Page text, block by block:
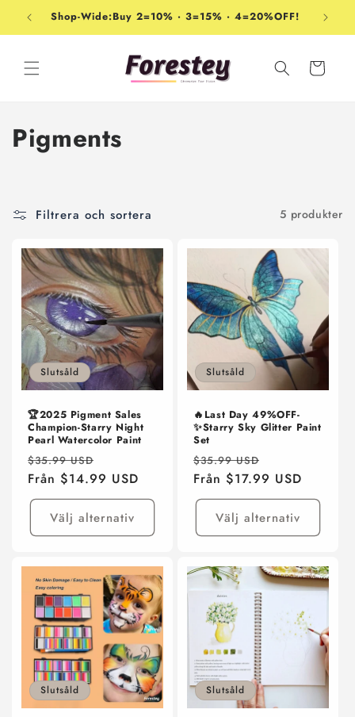
vidare
till
innehåll
Shop-Wide:Buy 2=10% · 3=15% · 4=20%OFF!
Varukorg
P
o
d
u
k
s
e
Pigments
Filtrera och sortera 5 produkter
Slutsåld
🏆2025 Pigment Sales
Champion-Starry Night
Pearl Watercolor Paint
Ordinarie
pris
$35.99 USD
Försäljningspris
Från $14.99 USD
Välj alternativ
Slutsåld
🔥Last Day 49%OFF-
✨Starry Sky Glitter Paint
Set
Ordinarie
pris
$35.99 USD
Från $17.99 USD
Välj alternativ
Slutsåld Slutsåld